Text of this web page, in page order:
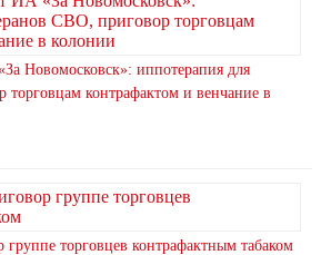
Новомосковск»: иппотерапия для
торговцам контрафактом и венчание в
торговцев контрафактным табаком